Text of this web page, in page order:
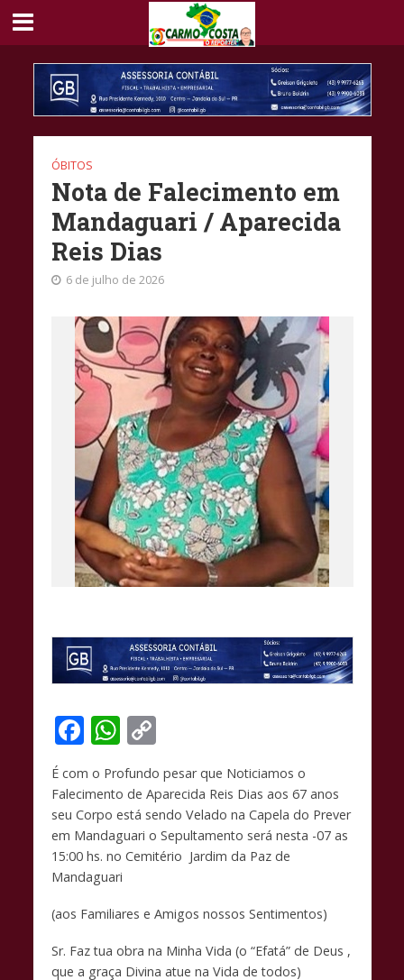
ÓBITOS
Nota de Falecimento em
Mandaguari / Aparecida
Reis Dias
6 de julho de 2026
F
ac
e
b
o
o
k
W
h
at
s
A
p
p
C
p
y
Li
n
k
É com o Profundo pesar que Noticiamos o
Falecimento de Aparecida Reis Dias aos 67 anos
seu Corpo está sendo Velado na Capela do Prever
em Mandaguari o Sepultamento será nesta -07 as
15:00 hs. no Cemitério Jardim da Paz de
Mandaguari
(aos Familiares e Amigos nossos Sentimentos)
Sr. Faz tua obra na Minha Vida (o “Efatá” de Deus ,
que a graça Divina atue na Vida de todos)